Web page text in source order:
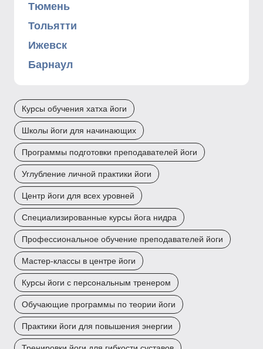
Тюмень
Тольятти
Ижевск
Барнаул
Курсы обучения хатха йоги
Школы йоги для начинающих
Программы подготовки преподавателей йоги
Углубление личной практики йоги
Центр йоги для всех уровней
Специализированные курсы йога нидра
Профессиональное обучение преподавателей йоги
Мастер-классы в центре йоги
Курсы йоги с персональным тренером
Обучающие программы по теории йоги
Практики йоги для повышения энергии